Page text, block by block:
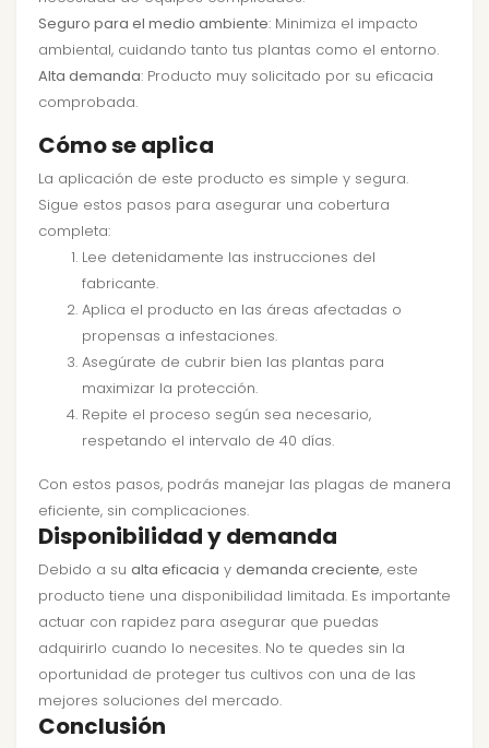
Seguro para el medio ambiente: Minimiza el impacto
ambiental, cuidando tanto tus plantas como el entorno.
Alta demanda: Producto muy solicitado por su eficacia
comprobada.
Cómo se aplica
La aplicación de este producto es simple y segura.
Sigue estos pasos para asegurar una cobertura
completa:
Lee detenidamente las instrucciones del
fabricante.
Aplica el producto en las áreas afectadas o
propensas a infestaciones.
Asegúrate de cubrir bien las plantas para
maximizar la protección.
Repite el proceso según sea necesario,
respetando el intervalo de 40 días.
Con estos pasos, podrás manejar las plagas de manera
eficiente, sin complicaciones.
Disponibilidad y demanda
Debido a su alta eficacia y demanda creciente, este
producto tiene una disponibilidad limitada. Es importante
actuar con rapidez para asegurar que puedas
adquirirlo cuando lo necesites. No te quedes sin la
oportunidad de proteger tus cultivos con una de las
mejores soluciones del mercado.
Conclusión